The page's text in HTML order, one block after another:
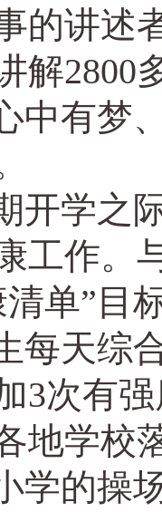
的讲述
解
中有梦
开学之
工作。
清单”目
每天综
3次有
地学校
学的操